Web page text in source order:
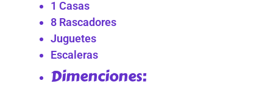
1 Casas
8 Rascadores
Juguetes
Escaleras
Dimenciones: